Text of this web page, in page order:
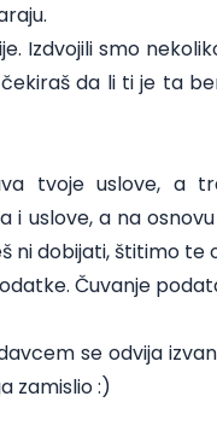
Izdvojili smo
da li ti je ta
tvoje uslove, a
uslove, a na
ni dobijati, štitimo te
Čuvanje
se odvija
zamislio :)